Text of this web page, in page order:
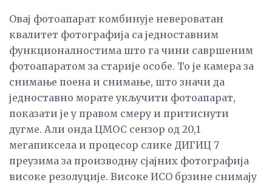
Овај фотоапарат комбинује невероватан
квалитет фотографија са једноставним
функционалностима што га чини савршеним
фотоапаратом за старије особе. То је камера за
снимање поена и снимање, што значи да
једноставно морате укључити фотоапарат,
показати је у правом смеру и притиснути
дугме. Али онда ЦМОС сензор од 20,1
мегапиксела и процесор слике ДИГИЦ 7
преузима за производњу сјајних фотографија
високе резолуције. Високе ИСО брзине снимају